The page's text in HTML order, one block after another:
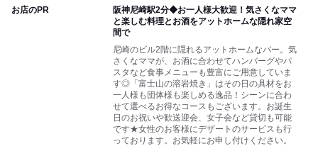
お店のPR
阪神尼崎駅2分◆お一人様大歓迎！気さくなママ
と楽しむ料理とお酒をアットホームな隠れ家空
間で
尼崎のビル2階に隠れるアットホームなバー。気
さくなママが、お酒に合わせてハンバーグやパ
スタなど食事メニューも豊富にご用意していま
す◎「富士山の溶岩焼き」はその日の具材をお
一人様も団体様も楽しめる逸品！シーンに合わ
せて選べるお得なコースもございます。お誕生
日のお祝いや歓送迎会、女子会など貸切も可能
です★女性のお客様にデザートのサービスも行
っております。お気軽にお申し付けください。